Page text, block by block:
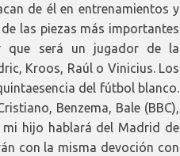
de él en entrenamientos y
las piezas más importantes
que será un jugador de la
Kroos, Raúl o Vinicius. Los
del fútbol blanco.
Benzema, Bale (BBC),
mi hijo hablará del Madrid de
con la misma devoción con